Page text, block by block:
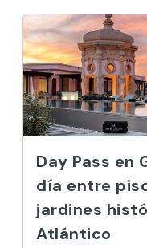
Day Pass en
día entre
jardines
Atlántico